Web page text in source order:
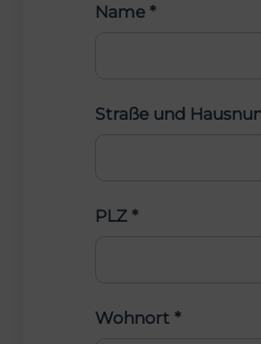
Name *
Straße und
PLZ *
Wohnort *